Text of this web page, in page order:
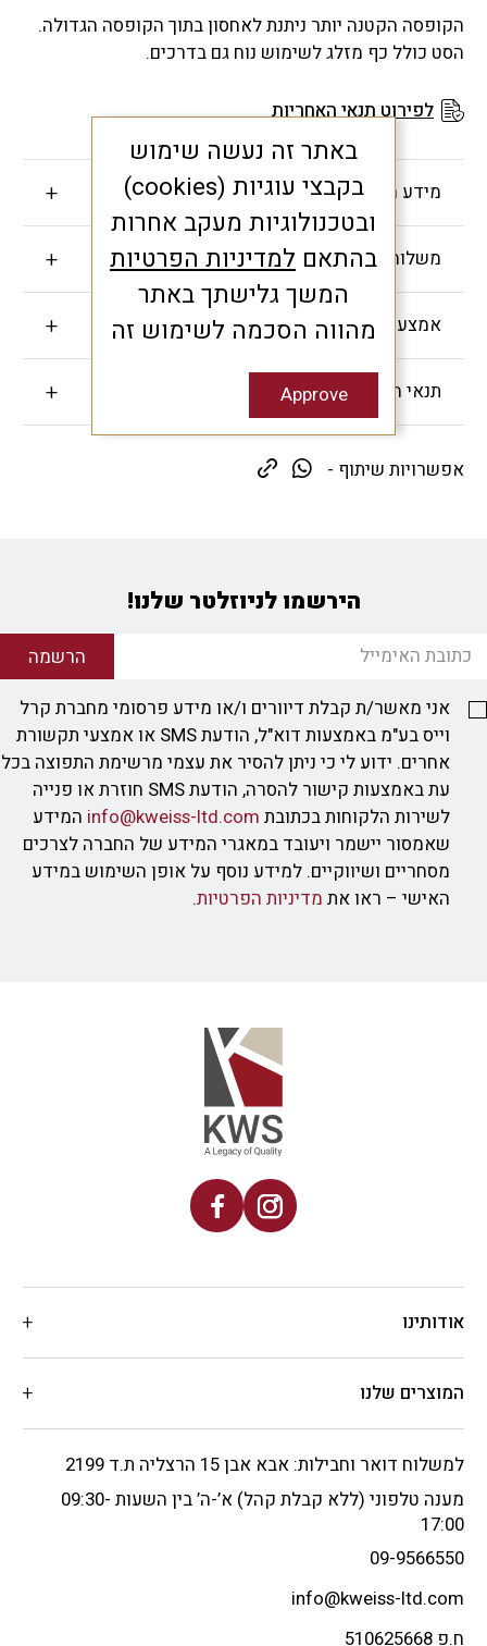
הקופסה הקטנה יותר ניתנת לאחסון בתוך הקופסה הגדולה.
הסט כולל כף מזלג לשימוש נוח גם בדרכים.
לפירוט תנאי האחריות
מידע חשוב
משלוחים והחזרות
אמצעי תשלום
תנאי האחריות
אפשרויות שיתוף -
הירשמו לניוזלטר שלנו!
הרשמה
אני מאשר/ת קבלת דיוורים ו/או מידע פרסומי מחברת קרל
וייס בע"מ באמצעות דוא"ל, הודעת SMS או אמצעי תקשורת
אחרים. ידוע לי כי ניתן להסיר את עצמי מרשימת התפוצה בכל
עת באמצעות קישור להסרה, הודעת SMS חוזרת או פנייה
לשירות הלקוחות בכתובת info@kweiss-ltd.com המידע
שאמסור יישמר ויעובד במאגרי המידע של החברה לצרכים
מסחריים ושיווקיים. למידע נוסף על אופן השימוש במידע
האישי – ראו את מדיניות הפרטיות.
אודותינו
המוצרים שלנו
למשלוח דואר וחבילות: אבא אבן 15 הרצליה ת.ד 2199
מענה טלפוני (ללא קבלת קהל) א’-ה’ בין השעות 09:30-
17:00
09-9566550
info@kweiss-ltd.com
ח.פ 510625668
באתר זה נעשה שימוש
בקבצי עוגיות (cookies)
ובטכנולוגיות מעקב אחרות
בהתאם למדיניות הפרטיות
המשך גלישתך באתר
מהווה הסכמה לשימוש זה
Approve